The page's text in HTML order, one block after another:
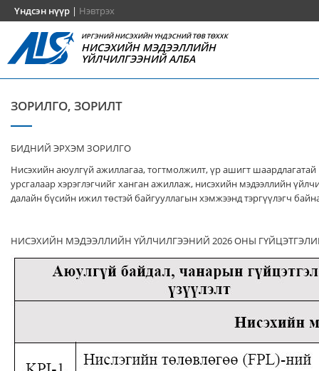
Үндсэн нүүр | Нэвтрэх
ИРГЭНИЙ НИСЭХИЙН ҮНДЭСНИЙ ТӨВ ТӨХХК
НИСЭХИЙН МЭДЭЭЛЛИЙН
ҮЙЛЧИЛГЭЭНИЙ АЛБА
ЗОРИЛГО, ЗОРИЛТ
БИДНИЙ ЭРХЭМ ЗОРИЛГО
Нисэхийн аюулгүй ажиллагаа, тогтмолжилт, үр ашигт шаардлагатай
урсгалаар хэрэглэгчийг ханган ажиллаж, нисэхийн мэдээллийн
далайн бүсийн ижил төстэй байгууллагын хэмжээнд тэргүүлэгч
НИСЭХИЙН МЭДЭЭЛЛИЙН ҮЙЛЧИЛГЭЭНИЙ 2026 ОНЫ